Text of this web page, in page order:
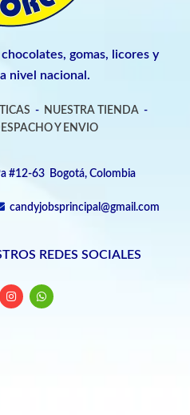
gomas, licores y
nivel nacional.
- NUESTRA TIENDA -
Y ENVIO
#12-63 Bogotá, Colombia
candyjobsprincipal@gmail.com
REDES SOCIALES